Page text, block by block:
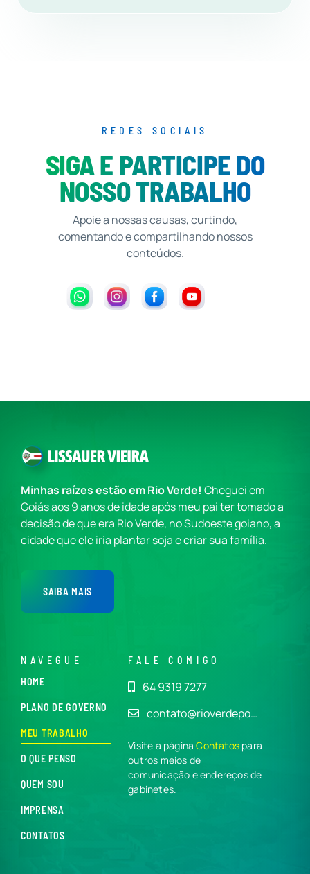
REDES SOCIAIS
SIGA E PARTICIPE DO
NOSSO TRABALHO
Apoie a nossas causas, curtindo,
comentando e compartilhando nossos
conteúdos.
Minhas raízes estão em Rio Verde! Cheguei em
Goiás aos 9 anos de idade após meu pai ter tomado a
decisão de que era Rio Verde, no Sudoeste goiano, a
cidade que ele iria plantar soja e criar sua família.
SAIBA MAIS
NAVEGUE
HOME
PLANO DE GOVERNO
MEU TRABALHO
O QUE PENSO
QUEM SOU
IMPRENSA
CONTATOS
FALE COMIGO
64 9319 7277
contato@rioverdepo…
Visite a páginaContatos para
outros meios de
comunicação e endereços de
gabinetes.